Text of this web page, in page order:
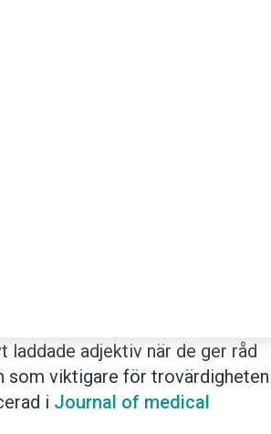
adjektiv när de ger råd
som viktigare för trovärdigheten
i Journal of medical